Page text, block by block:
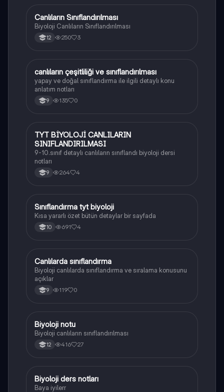
Biyoloji
Canlıların Sınıflandırılması
Biyoloji Canlıların Sınıflandırılması
12 250 3
Biyoloji
canlıların çeşitliliği ve sınıflandırılması
yapay ve doğal sınıflandırma ile ilgili detaylı konu
anlatım notları
9 135 0
Biyoloji
TYT BİYOLOJİ CANLILARIN
SINIFLANDIRILMASI
9-10.sınıf detaylı canlıların sınıflandı biyoloji dersi
notları
9 264 4
Biyoloji
Sınıflandırma tyt biyoloji
Kısa yararlı özet bütün detaylar bir sayfada
10 691 4
Biyoloji
Canlılarda sınıflandırma
Biyoloji canlılarda sınıflandırma ve sıralama konusunu
açıklar
9 119 0
Biyoloji
Biyoloji notu
Biyoloji canlıların sınıflandırılması
12 416 27
Biyoloji
Biyoloji ders notları
Baya iyilerr